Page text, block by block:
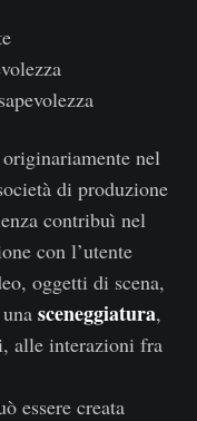
nel
di produzione
contribuì nel
con l’utente
oggetti di scena,
sceneggiatura,
alle interazioni fra
essere creata